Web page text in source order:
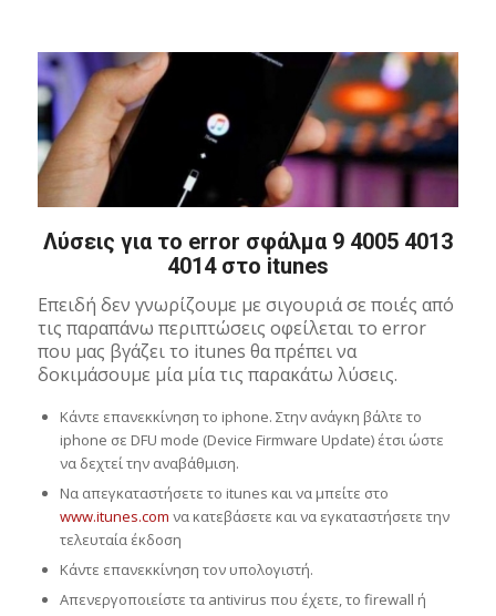
Λύσεις για το error σφάλμα 9 4005 4013
4014 στο itunes
Επειδή δεν γνωρίζουμε με σιγουριά σε ποιές από
τις παραπάνω περιπτώσεις οφείλεται το error
που μας βγάζει το itunes θα πρέπει να
δοκιμάσουμε μία μία τις παρακάτω λύσεις.
Κάντε επανεκκίνηση το iphone. Στην ανάγκη βάλτε το
iphone σε DFU mode (Device Firmware Update) έτσι ώστε
να δεχτεί την αναβάθμιση.
Να απεγκαταστήσετε το itunes και να μπείτε στο
www.itunes.com να κατεβάσετε και να εγκαταστήσετε την
τελευταία έκδοση
Κάντε επανεκκίνηση τον υπολογιστή.
Απενεργοποιείστε τα antivirus που έχετε, το firewall ή